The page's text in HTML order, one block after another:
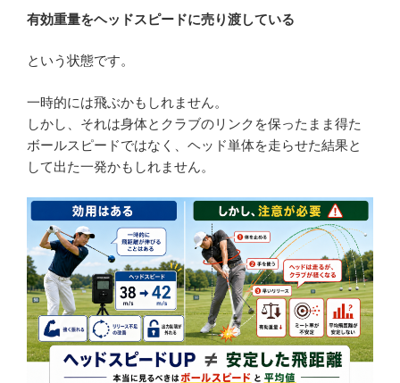
有効重量をヘッドスピードに売り渡している
という状態です。
一時的には飛ぶかもしれません。
しかし、それは身体とクラブのリンクを保ったまま得た
ボールスピードではなく、ヘッド単体を走らせた結果と
して出た一発かもしれません。